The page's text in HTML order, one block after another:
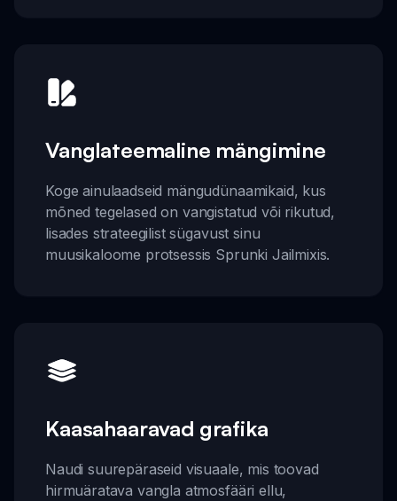
Vanglateemaline mängimine
Koge ainulaadseid mängudünaamikaid, kus
mõned tegelased on vangistatud või rikutud,
lisades strateegilist sügavust sinu
muusikaloome protsessis Sprunki Jailmixis.
Kaasahaaravad grafika
Naudi suurepäraseid visuaale, mis toovad
hirmuäratava vangla atmosfääri ellu,